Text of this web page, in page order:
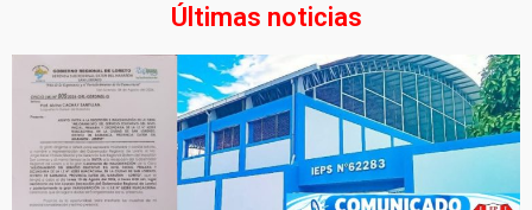
Últimas noticias